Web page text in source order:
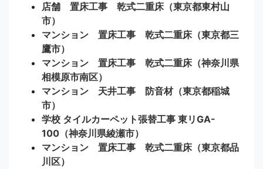
店舗 置床工事 乾式二重床（東京都東村山
市）
マンション 置床工事 乾式二重床（東京都三
鷹市）
マンション 置床工事 乾式二重床（神奈川県
相模原市南区）
マンション 天井工事 防音材（東京都稲城
市）
学校 タイルカーペット張替工事 東リGA-
100（神奈川県綾瀬市）
マンション 置床工事 乾式二重床（東京都品
川区）